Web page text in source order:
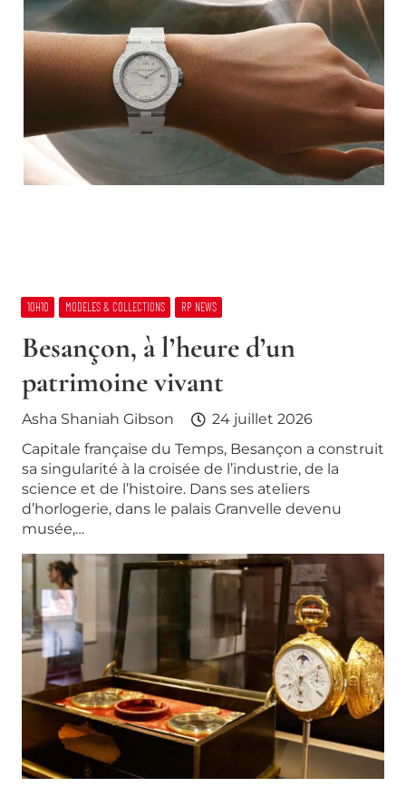
10H10 MODELES & COLLECTIONS RP NEWS
Besançon, à l’heure d’un
patrimoine vivant
Asha Shaniah Gibson
24 juillet 2026
Capitale française du Temps, Besançon a construit
sa singularité à la croisée de l’industrie, de la
science et de l’histoire. Dans ses ateliers
d’horlogerie, dans le palais Granvelle devenu
musée,…